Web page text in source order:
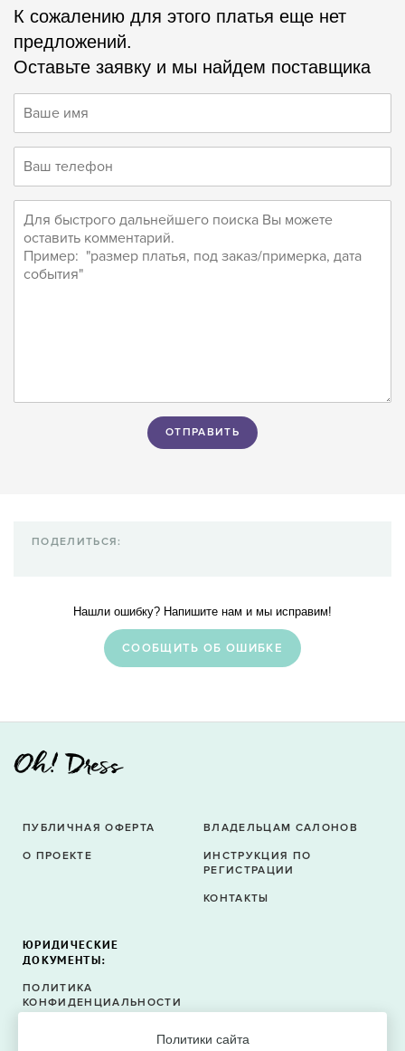
К сожалению для этого платья еще нет
предложений.
Оставьте заявку и мы найдем поставщика
Нашли ошибку? Напишите нам и мы исправим!
CООБЩИТЬ ОБ ОШИБКЕ
ПОДЕЛИТЬСЯ:
Политики сайта
ПУБЛИЧНАЯ ОФЕРТА
О ПРОЕКТЕ
ВЛАДЕЛЬЦАМ САЛОНОВ
ИНСТРУКЦИЯ ПО
РЕГИСТРАЦИИ
КОНТАКТЫ
ЮРИДИЧЕСКИЕ
ДОКУМЕНТЫ:
ПОЛИТИКА
КОНФИДЕНЦИАЛЬНОСТИ